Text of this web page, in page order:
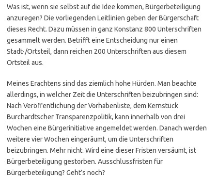
Was ist, wenn sie selbst auf die Idee kommen, Bürgerbeteiligung
anzuregen? Die vorliegenden Leitlinien geben der Bürgerschaft
dieses Recht. Dazu müssen in ganz Konstanz 800 Unterschriften
gesammelt werden. Betrifft eine Entscheidung nur einen
Stadt-/Ortsteil, dann reichen 200 Unterschriften aus diesem
Ortsteil aus.
Meines Erachtens sind das ziemlich hohe Hürden. Man beachte
allerdings, in welcher Zeit die Unterschriften beizubringen sind:
Nach Veröffentlichung der Vorhabenliste, dem Kernstück
Burchardtscher Transparenzpolitik, kann innerhalb von drei
Wochen eine Bürgerinitiative angemeldet werden. Danach werden
weitere vier Wochen eingeräumt, um die Unterschriften
beizubringen. Mehr nicht. Wird eine dieser Fristen versäumt, ist
Bürgerbeteiligung gestorben. Ausschlussfristen für
Bürgerbeteiligung? Geht’s noch?